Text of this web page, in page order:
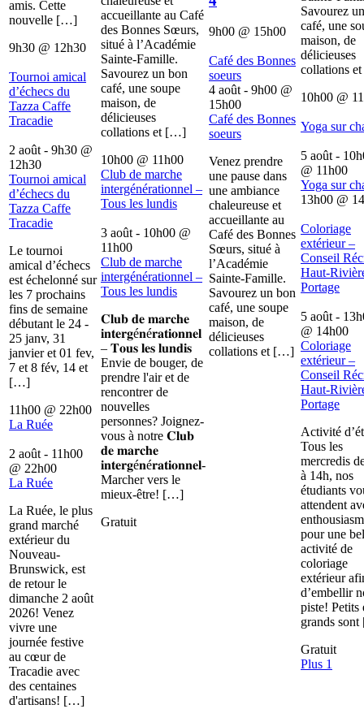
amis. Cette
nouvelle […]
9h30 @ 12h30
Tournoi amical
d’échecs du
Tazza Caffe
Tracadie
2 août - 9h30 @
12h30
Tournoi amical
d’échecs du
Tazza Caffe
Tracadie
Le tournoi
amical d’échecs
est échelonné sur
les 7 prochains
fins de semaine
débutant le 24 -
25 janv, 31
janvier et 01 fev,
7 et 8 fév, 14 et
[…]
11h00 @ 22h00
La Ruée
2 août - 11h00
@ 22h00
La Ruée
La Ruée, le plus
grand marché
extérieur du
Nouveau-
Brunswick, est
de retour le
dimanche 2 août
2026! Venez
vivre une
journée festive
au cœur de
Tracadie avec
des centaines
d'artisans! […]
accueillante au Café
des Bonnes Sœurs,
situé à l’Académie
Sainte-Famille.
Savourez un bon
café, une soupe
maison, de
délicieuses
collations et […]
10h00 @ 11h00
Club de marche
intergénérationnel –
Tous les lundis
3 août - 10h00 @
11h00
Club de marche
intergénérationnel –
Tous les lundis
𝐂𝐥𝐮𝐛 𝐝𝐞 𝐦𝐚𝐫𝐜𝐡𝐞
𝐢𝐧𝐭𝐞𝐫𝐠é𝐧é𝐫𝐚𝐭𝐢𝐨𝐧𝐧𝐞𝐥
– 𝐓𝐨𝐮𝐬 𝐥𝐞𝐬 𝐥𝐮𝐧𝐝𝐢𝐬
Envie de bouger, de
prendre l'air et de
rencontrer de
nouvelles
personnes? Joignez-
vous à notre 𝐂𝐥𝐮𝐛
𝐝𝐞 𝐦𝐚𝐫𝐜𝐡𝐞
𝐢𝐧𝐭𝐞𝐫𝐠é𝐧é𝐫𝐚𝐭𝐢𝐨𝐧𝐧𝐞𝐥-
Marcher vers le
mieux-être! […]
Gratuit
9h00 @ 15h00
Café des Bonnes
soeurs
4 août - 9h00 @
15h00
Café des Bonnes
soeurs
Venez prendre
une pause dans
une ambiance
chaleureuse et
accueillante au
Café des Bonnes
Sœurs, situé à
l’Académie
Sainte-Famille.
Savourez un bon
café, une soupe
maison, de
délicieuses
collations et […]
Savourez
café, une
maison, de
délicieuses
collations
10h00 @
Yoga sur
5 août -
@ 11h00
Yoga sur
13h00 @
Coloriage
extérieur –
Conseil
Haut-
Portage
5 août -
@ 14h00
Coloriage
extérieur –
Conseil
Haut-
Portage
Activité
Tous les
mercredis
à 14h, nos
étudiants
attendent
pour une
activité de
coloriage
extérieur
d’embellir
piste! Petits
grands
Gratuit
Plus 1